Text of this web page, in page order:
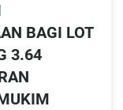
BAGI LOT
3.64